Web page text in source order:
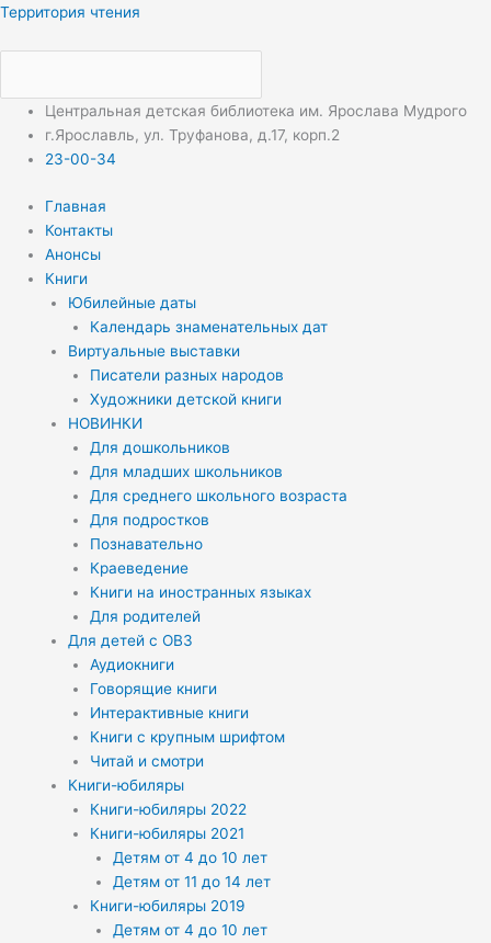
Перейти
Территория чтения
Центральная детская библиотека им. Ярослава Мудрого
г.Ярославль, ул. Труфанова, д.17, корп.2
23-00-34
Меню
Главная
Контакты
Анонсы
Книги
Юбилейные даты
Календарь знаменательных дат
Виртуальные выставки
Писатели разных народов
Художники детской книги
НОВИНКИ
Для дошкольников
Для младших школьников
Для среднего школьного возраста
Для подростков
Познавательно
Краеведение
Книги на иностранных языках
Для родителей
Для детей с ОВЗ
Аудиокниги
Говорящие книги
Интерактивные книги
Книги с крупным шрифтом
Читай и смотри
Книги-юбиляры
Книги-юбиляры 2022
Книги-юбиляры 2021
Детям от 4 до 10 лет
Детям от 11 до 14 лет
Книги-юбиляры 2019
Детям от 4 до 10 лет
Меню